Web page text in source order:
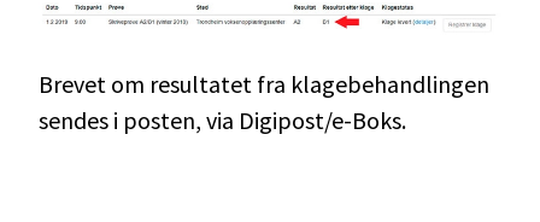
Brevet om resultatet fra klagebehandlingen
sendes i posten, via Digipost/e-Boks.